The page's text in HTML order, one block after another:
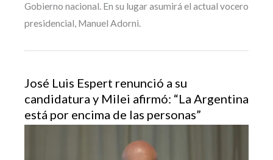
Gobierno nacional. En su lugar asumirá el actual vocero
presidencial, Manuel Adorni.
José Luis Espert renunció a su
candidatura y Milei afirmó: “La Argentina
está por encima de las personas”